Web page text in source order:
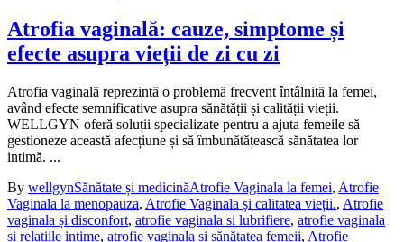
Atrofia vaginală: cauze, simptome și
efecte asupra vieții de zi cu zi
Atrofia vaginală reprezintă o problemă frecvent întâlnită la femei,
având efecte semnificative asupra sănătății și calității vieții.
WELLGYN oferă soluții specializate pentru a ajuta femeile să
gestioneze această afecțiune și să îmbunătățească sănătatea lor
intimă. ...
By wellgynSănătate și medicinăAtrofie Vaginala la femei, Atrofie
Vaginala la menopauza, Atrofie Vaginala și calitatea vieții., Atrofie
vaginala și disconfort, atrofie vaginala si lubrifiere, atrofie vaginala
și relațiile intime, atrofie vaginala si sănătatea femeii, Atrofie